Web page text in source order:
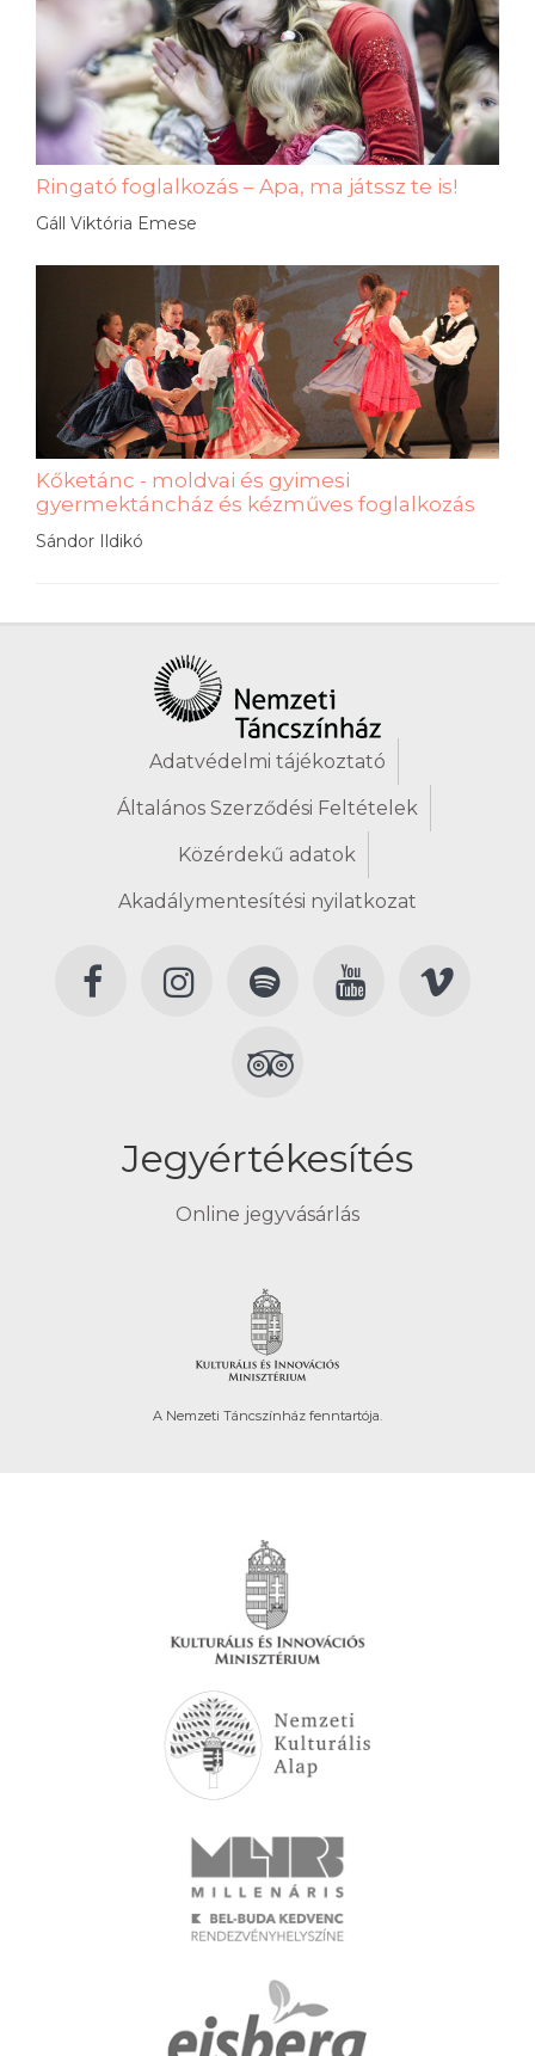
Ringató foglalkozás – Apa, ma játssz te is!
Gáll Viktória Emese
Kőketánc - moldvai és gyimesi
gyermektáncház és kézműves foglalkozás
Sándor Ildikó
Adatvédelmi tájékoztató
Általános Szerződési Feltételek
Közérdekű adatok
Akadálymentesítési nyilatkozat
Jegyértékesítés
Online jegyvásárlás
A Nemzeti Táncszínház fenntartója.